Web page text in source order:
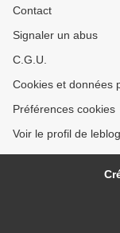
Contact
Signaler un abus
C.G.U.
Cookies et données
Préférences cookies
Voir le profil de